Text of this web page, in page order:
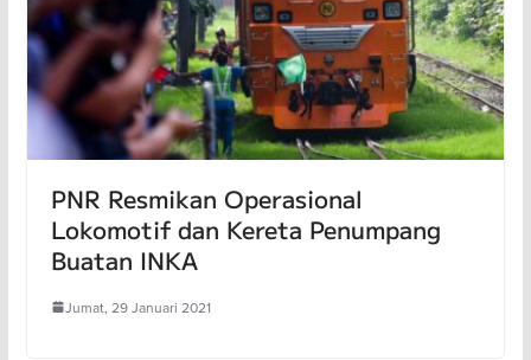
PNR Resmikan Operasional
Lokomotif dan Kereta Penumpang
Buatan INKA
Jumat, 29 Januari 2021